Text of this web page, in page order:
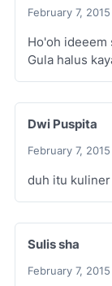
February 7,
Ho'oh ideeem
Gula halus
Dwi Puspita
February 7,
duh itu kuliner
Sulis sha
February 7,